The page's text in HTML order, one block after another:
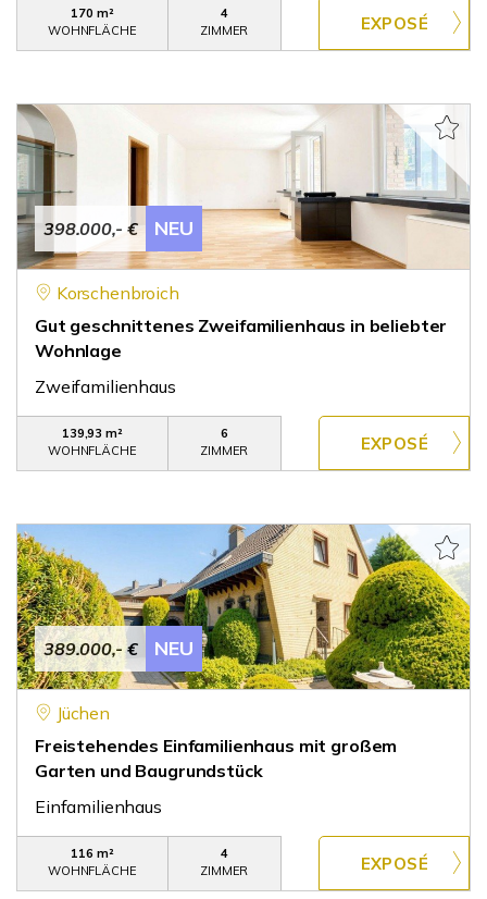
170 m²
WOHNFLÄCHE
4
ZIMMER
398.000,- € NEU
Korschenbroich
Gut geschnittenes Zweifamilienhaus in beliebter
Wohnlage
Zweifamilienhaus
139,93 m²
WOHNFLÄCHE
6
ZIMMER
389.000,- € NEU
Jüchen
Freistehendes Einfamilienhaus mit großem
Garten und Baugrundstück
Einfamilienhaus
116 m²
WOHNFLÄCHE
4
ZIMMER